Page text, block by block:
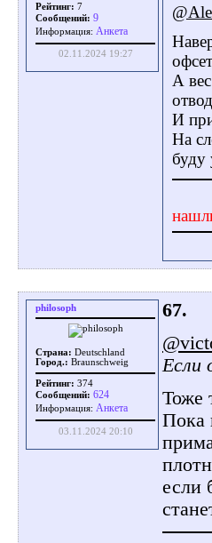
Рейтинг: 7
Сообщений: 9
Информация: Aнкета
02.11.2024 19:27
А
И
На
буду
philosoph
Страна: Deutschland
Город.: Braunschweig
Рейтинг: 374
Сообщений: 624
Информация: Aнкета
03.11.2024 20:10
67.
Если
Тоже
Пока
если